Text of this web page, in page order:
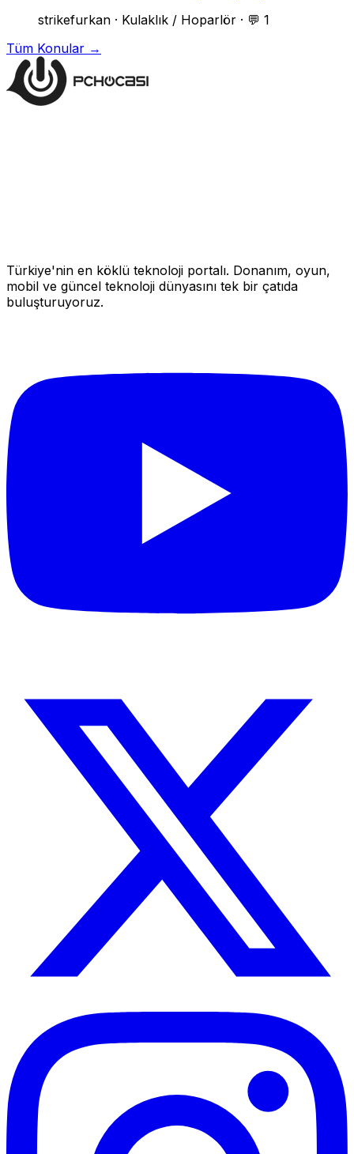
strikefurkan · Kulaklık / Hoparlör · 💬 1
Tüm Konular →
Türkiye'nin en köklü teknoloji portalı. Donanım, oyun,
mobil ve güncel teknoloji dünyasını tek bir çatıda
buluşturuyoruz.